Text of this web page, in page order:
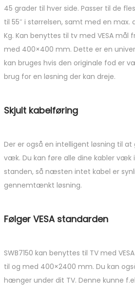
45 grader til hver side. Passer til de
til 55″ i størrelsen, samt med en
Kg. Kan benyttes til tv med VESA mål
med 400×400 mm. Dette er en
kan bruges hvis den originale fod er
brug for en løsning der kan dreje.
Skjult kabelføring
Der er også en intelligent løsning til
væk. Du kan føre alle dine kabler væk
standen, så næsten intet kabel er
gennemtænkt løsning.
Følger VESA standarden
SWB7150 kan benyttes til TV med
til og med 400×2400 mm. Du kan
hænger under dit TV. Denne kunne